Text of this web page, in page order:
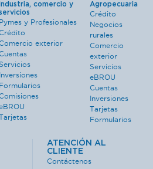
Industria, comercio y
Pymes y Profesionales
exterior
Inversiones
Formularios
Agropecuaria
Crédito
Negocios
rurales
Comercio
exterior
Servicios
eBROU
Cuentas
Inversiones
Tarjetas
Formularios
ATENCIÓN AL
CLIENTE
Contáctenos